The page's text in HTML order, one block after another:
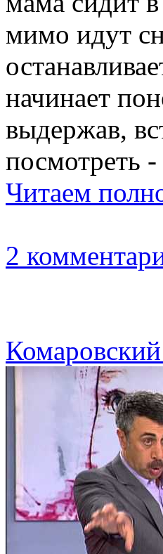
мимо идут
начинает
выдержав,
посмотреть
Читаем
2